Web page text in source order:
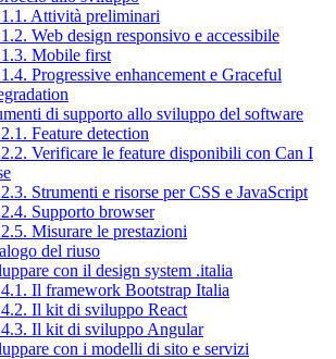
Attività preliminari
Web design responsivo e accessibile
Mobile first
Progressive enhancement e Graceful
di supporto allo sviluppo del software
Feature detection
Verificare le feature disponibili con Can I
Strumenti e risorse per CSS e JavaScript
Supporto browser
Misurare le prestazioni
del riuso
con il design system .italia
Il framework Bootstrap Italia
Il kit di sviluppo React
Il kit di sviluppo Angular
con i modelli di sito e servizi